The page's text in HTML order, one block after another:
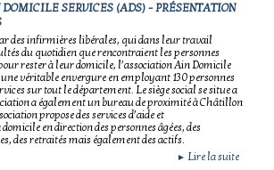
SERVICES (ADS) - PRÉSENTATION
des infirmières libérales, qui dans leur travail
du quotidien que rencontraient les personnes
rester à leur domicile, l’association Ain Domicile
véritable envergure en employant 130 personnes
sur tout le département. Le siège social se situe a
a également un bureau de proximité à Châtillon
propose des services d’aide et
en direction des personnes âgées, des
des retraités mais également des actifs.
► Lire la suite